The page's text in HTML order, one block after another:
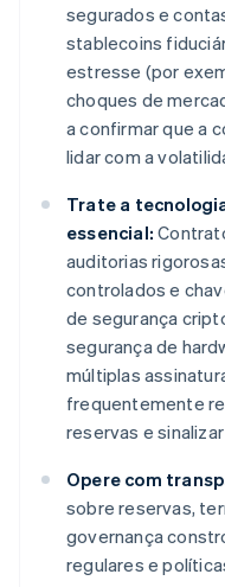
segurados e
stablecoins
estresse (por
choques de
a confirmar que a
lidar com a
Trate a
essencial:
auditorias
controlados e
de segurança
segurança de
múltiplas
frequentemente
reservas e
Opere com
sobre reservas,
governança
regulares e